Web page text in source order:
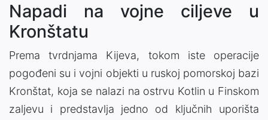
Napadi na vojne ciljeve u
Kronštatu
Prema tvrdnjama Kijeva, tokom iste operacije
pogođeni su i vojni objekti u ruskoj pomorskoj bazi
Kronštat, koja se nalazi na ostrvu Kotlin u Finskom
zaljevu i predstavlja jedno od ključnih uporišta